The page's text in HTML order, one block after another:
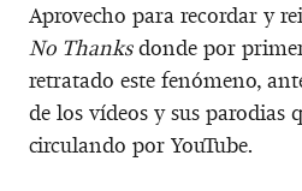
Aprovecho para recordar y
No Thanksdonde por
retratado este fenómeno,
de los vídeos y sus parodias
circulando por YouTube.